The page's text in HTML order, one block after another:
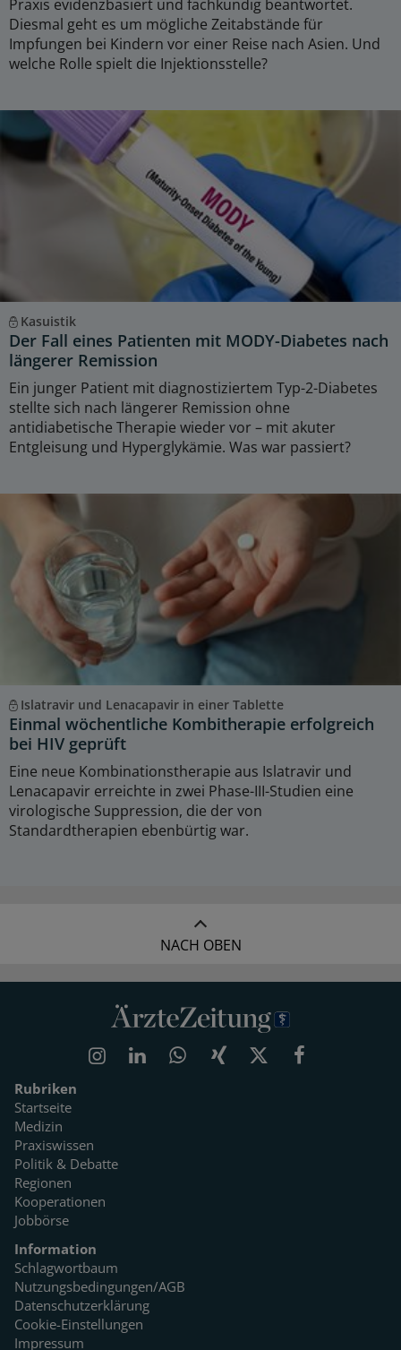
Praxis evidenzbasiert und fachkundig beantwortet.
Diesmal geht es um mögliche Zeitabstände für
Impfungen bei Kindern vor einer Reise nach Asien. Und
welche Rolle spielt die Injektionsstelle?
Kasuistik
Der Fall eines Patienten mit MODY-Diabetes nach
längerer Remission
Ein junger Patient mit diagnostiziertem Typ-2-Diabetes
stellte sich nach längerer Remission ohne
antidiabetische Therapie wieder vor – mit akuter
Entgleisung und Hyperglykämie. Was war passiert?
Islatravir und Lenacapavir in einer Tablette
Einmal wöchentliche Kombitherapie erfolgreich
bei HIV geprüft
Eine neue Kombinationstherapie aus Islatravir und
Lenacapavir erreichte in zwei Phase-III-Studien eine
virologische Suppression, die der von
Standardtherapien ebenbürtig war.
NACH OBEN
Rubriken
Startseite
Medizin
Praxiswissen
Politik & Debatte
Regionen
Kooperationen
Jobbörse
Information
Schlagwortbaum
Nutzungsbedingungen/AGB
Datenschutzerklärung
Cookie-Einstellungen
Impressum